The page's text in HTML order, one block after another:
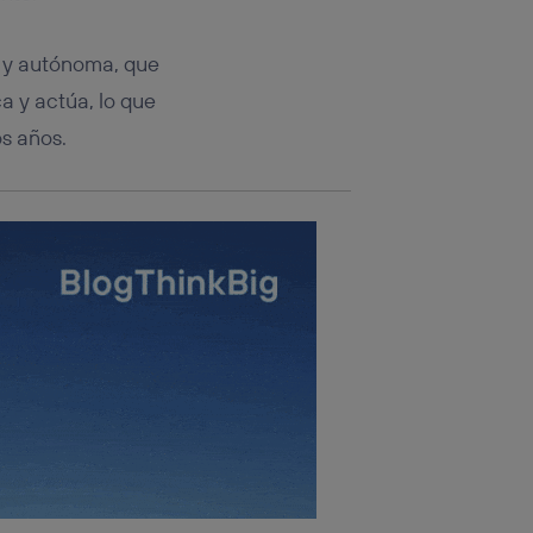
autónoma, que
y actúa, lo que
años.
se
que